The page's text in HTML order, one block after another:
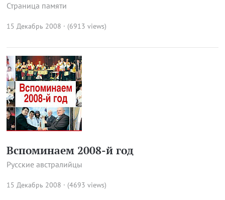
Страница памяти
15 Декабрь 2008 · (6913 views)
Вспоминаем 2008-й год
Русские австралийцы
15 Декабрь 2008 · (4693 views)